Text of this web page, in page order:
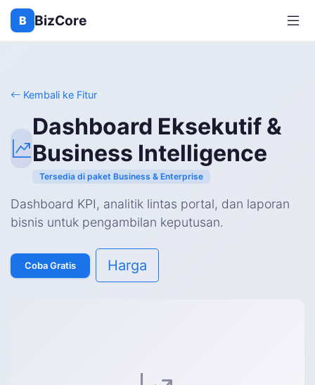
B BizCore
Kembali ke Fitur
Dashboard Eksekutif &
Business Intelligence
Tersedia di paket Business & Enterprise
Dashboard KPI, analitik lintas portal, dan laporan
bisnis untuk pengambilan keputusan.
Coba Gratis Harga